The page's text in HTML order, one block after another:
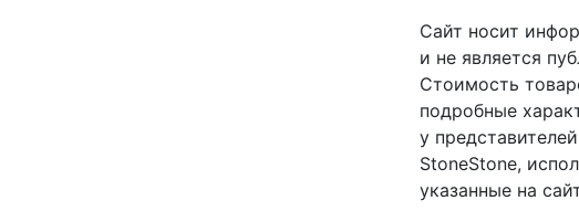
Сайт носит
и не является
Стоимость
подробные
у
StoneStone,
указанные на